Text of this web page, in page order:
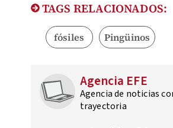
TAGS RELACIONADOS:
fósiles Pingüinos
Agencia EFE
Agencia de noticias
trayectoria